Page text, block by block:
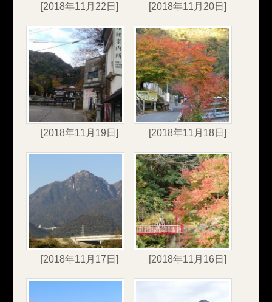
[2018年11月22日] [2018年11月20日]
[2018年11月19日] [2018年11月18日]
[2018年11月17日] [2018年11月16日]